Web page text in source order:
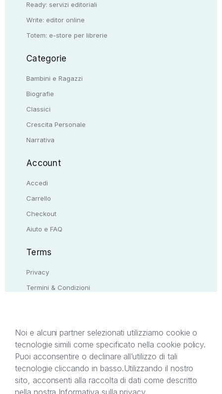
Ready: servizi editoriali
Write: editor online
Totem: e-store per librerie
Categorie
Bambini e Ragazzi
Biografie
Classici
Crescita Personale
Narrativa
Account
Accedi
Carrello
Checkout
Aiuto e FAQ
Terms
Privacy
Termini & Condizioni
Il presente sito web è di proprietà di StreetLib S.r.l.
titolare di tutti i diritti di proprietà intellettuale
afferenti ai marchi, loghi e segni distintivi presenti
sul sito web. Si invita l’utente a prendere visione
Noi e alcuni partner selezionati utilizziamo cookie o
tecnologie simili come specificato nella cookie policy.
Puoi acconsentire o declinare all’utilizzo di tali
tecnologie cliccando in basso.Utilizzando il nostro
sito, acconsenti alla raccolta di dati come descritto
nella nostra Informativa sulla privacy.